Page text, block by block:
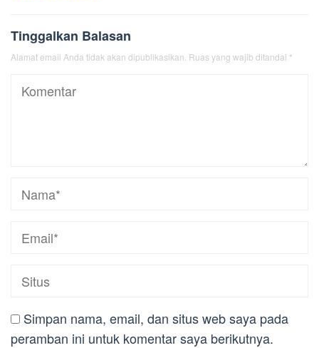
Tinggalkan Balasan
Alamat email Anda tidak akan dipublikasikan. Ruas yang wajib ditandai *
Simpan nama, email, dan situs web saya pada
peramban ini untuk komentar saya berikutnya.